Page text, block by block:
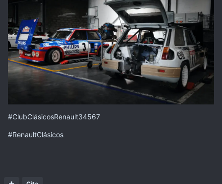
#ClubClásicosRenault34567
#RenaultClásicos